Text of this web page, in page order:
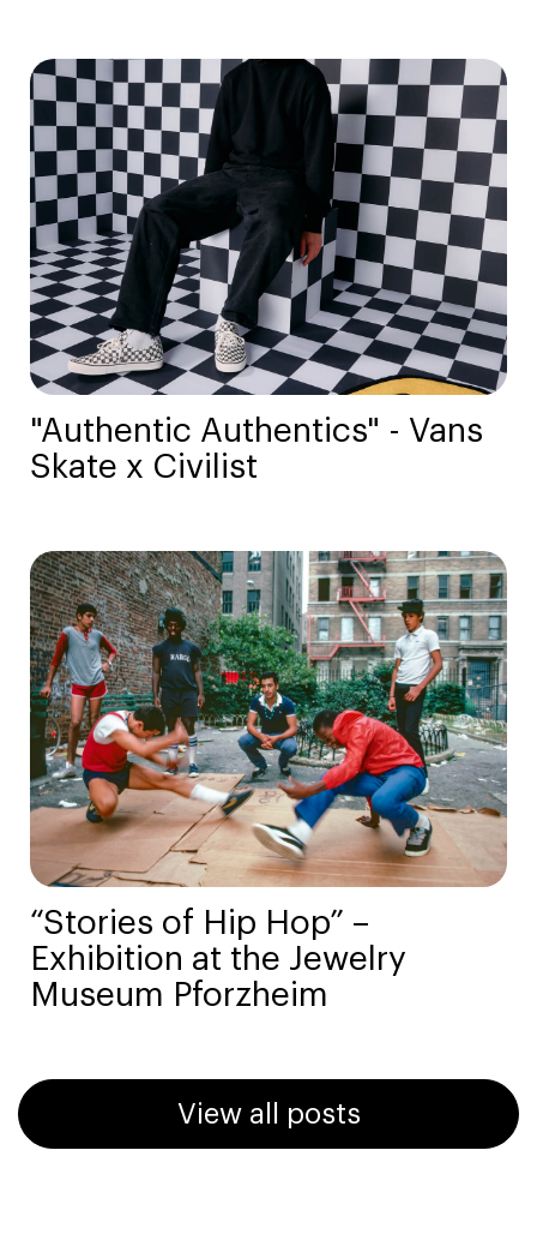
"Authentic Authentics" - Vans
Skate x Civilist
“Stories of Hip Hop” –
Exhibition at the Jewelry
Museum Pforzheim
View all posts